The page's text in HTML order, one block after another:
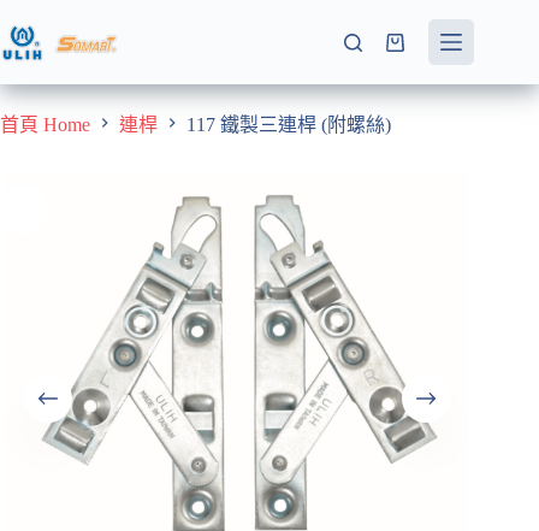
至
要
內
購
物
車
首頁 Home 連桿 117 鐵製三連桿 (附螺絲)